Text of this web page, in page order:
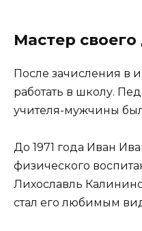
Мастер своего
После зачисления в
работать в школу.
учителя-мужчины
До 1971 года Иван
физического
Лихославль
стал его любимым